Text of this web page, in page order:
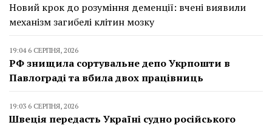
Новий крок до розуміння деменції: вчені виявили
механізм загибелі клітин мозку
19:04 6 СЕРПНЯ, 2026
РФ знищила сортувальне депо Укрпошти в
Павлограді та вбила двох працівниць
19:03 6 СЕРПНЯ, 2026
Швеція передасть Україні судно російського